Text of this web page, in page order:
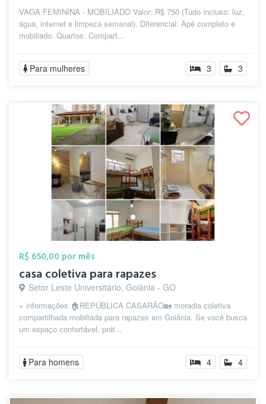
VAGA FEMININA - MOBILIADO Valor: R$ 750 (Tudo incluso: luz,
água, internet e limpeza semanal). Diferencial: Apê completo e
mobiliado. Quartos: Compart...
Para mulheres 3 3
R$ 650,00 por mês
casa coletiva para rapazes
Setor Leste Universitário, Goiânia - GO
+ informações 🏠REPÚBLICA CASARÃO🏡 moradia coletiva
compartilhada mobiliada para rapazes em Goiânia. Se você busca
um espaço confortável, prát...
Para homens 4 4